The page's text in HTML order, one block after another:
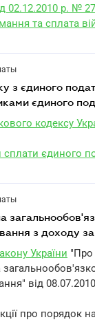
02.12.2010 р. №
та сплата
єдиного
кодексу
єдиного
з доходу
України "Про
від
про порядок